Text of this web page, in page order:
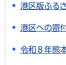
港区版ふる
港区への寄
令和８年熊